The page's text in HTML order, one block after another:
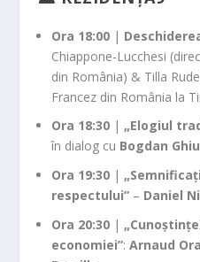
Ora 18:00 |
Chiappone-Lucchesi
din România) & Tilla
Francez din România la
Ora 18:30 | „Elogiul
în dialog cu Bogdan Ghiu
Ora 19:30 |
respectului” – Daniel
Ora 20:30 |
economiei”:Arnaud